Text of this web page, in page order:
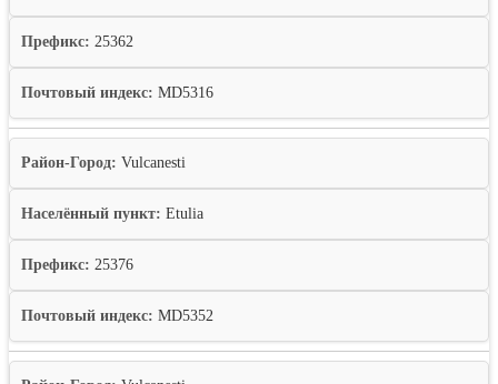
Префикс: 25362
Почтовый индекс: MD5316
Район-Город: Vulcanesti
Населённый пункт: Etulia
Префикс: 25376
Почтовый индекс: MD5352